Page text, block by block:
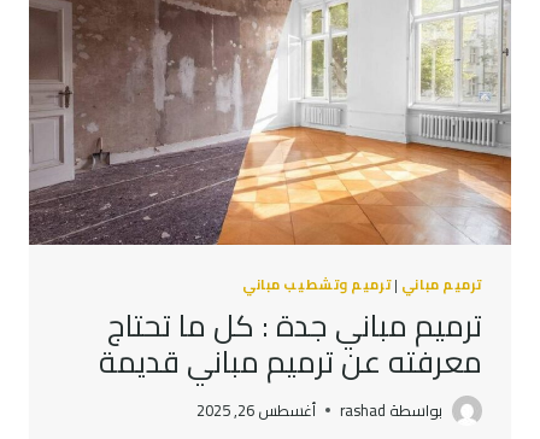
ترميم مباني |ترميم وتشطيب مباني
ترميم مباني جدة : كل ما تحتاج
معرفته عن ترميم مباني قديمة
بواسطة rashad أغسطس 26, 2025